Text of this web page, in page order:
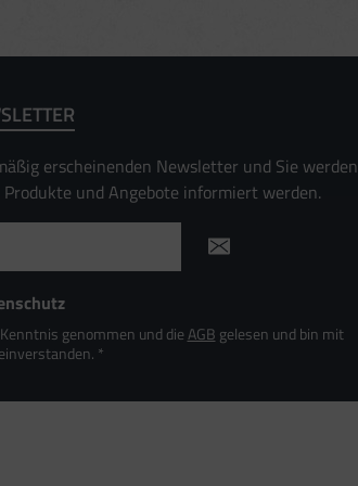
erscheinenden Newsletter und Sie werden
und Angebote informiert werden.
genommen und dieAGB gelesen und bin mit
*